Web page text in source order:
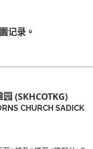
记录。
(SKHCOTKG)
CHURCH SADICK